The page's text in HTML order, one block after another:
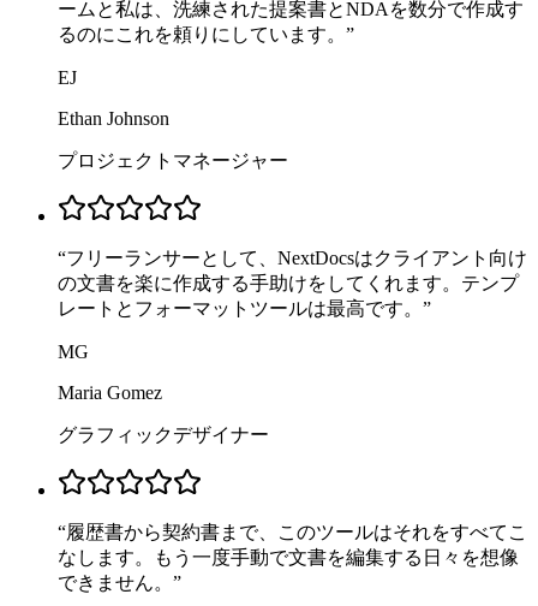
ームと私は、洗練された提案書とNDAを数分で作成す
るのにこれを頼りにしています。 ”
EJ
Ethan Johnson
プロジェクトマネージャー
“フリーランサーとして、NextDocsはクライアント向け
の文書を楽に作成する手助けをしてくれます。テンプ
レートとフォーマットツールは最高です。 ”
MG
Maria Gomez
グラフィックデザイナー
“履歴書から契約書まで、このツールはそれをすべてこ
なします。もう一度手動で文書を編集する日々を想像
できません。 ”